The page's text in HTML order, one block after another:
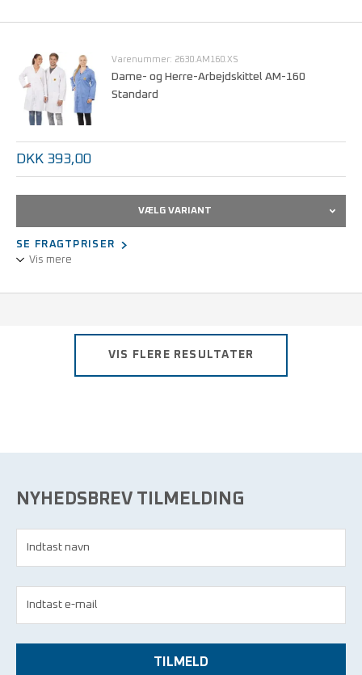
Trykknaplukning, skjult.
Kan maskinvaskes ved 60°C.
Varenummer: 2630.AM160.XS
Dame- og Herre-Arbejdskittel AM-160
Standard
DKK 393,00
VÆLG VARIANT
SE FRAGTPRISER
Vis mere
Trykknaplukning, skjult.
VIS FLERE RESULTATER
NYHEDSBREV TILMELDING
TILMELD